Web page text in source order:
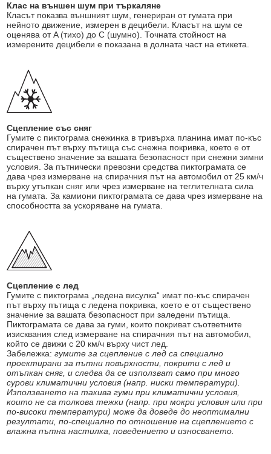
Клас на външен шум при търкаляне
Класът показва външният шум, генериран от гумата при
нейното движение, измерен в децибели. Класът на шум се
оценява от A (тихо) до C (шумно). Точната стойност на
измерените децибели е показана в долната част на етикета.
Сцепление със сняг
Гумите с пиктограма снежинка в тривърха планина имат по-къс
спирачен път върху пътища със снежна покривка, което е от
съществено значение за вашата безопасност при снежни зимни
условия. За пътнически превозни средства пиктограмата се
дава чрез измерване на спирачния път на автомобил от 25 км/ч
върху утъпкан сняг или чрез измерване на теглителната сила
на гумата. За камиони пиктограмата се дава чрез измерване на
способността за ускоряване на гумата.
Сцепление с лед
Гумите с пиктограма „ледена висулка“ имат по-къс спирачен
път върху пътища с ледена покривка, което е от съществено
значение за вашата безопасност при заледени пътища.
Пиктограмата се дава за гуми, които покриват съответните
изисквания след измерване на спирачния път на автомобил,
който се движи с 20 км/ч върху чист лед.
Забележка:гумите за сцепление с лед са специално
проектирани за пътни повърхности, покрити с лед и
отъпкан сняг, и следва да се използват само при много
сурови климатични условия (напр. ниски температури).
Използването на такива гуми при климатични условия,
които не са толкова тежки (напр. при мокри условия или при
по-високи температури) може да доведе до неоптимални
резултати, по-специално по отношение на сцеплението с
влажна пътна настилка, поведението и износването.